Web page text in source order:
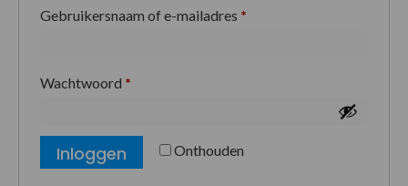
Gebruikersnaam of e-mailadres *
Wachtwoord *
Onthouden
Inloggen